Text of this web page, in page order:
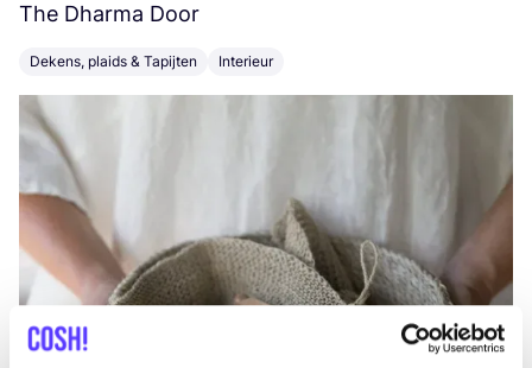
The Dharma Door
Dekens, plaids & Tapijten Interieur